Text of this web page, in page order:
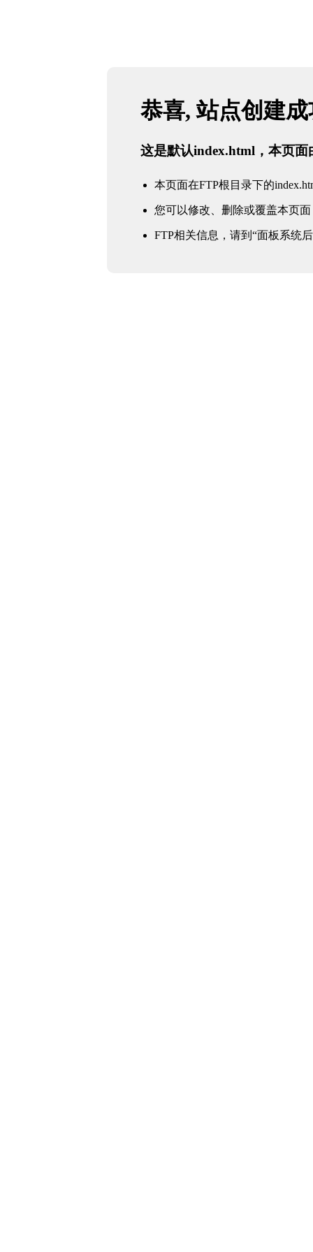
恭喜, 站点创建
这是默认index.html，本页面
本页面在FTP根目录下的
您可以修改、删除或覆盖本页面
FTP相关信息，请到“面板系统